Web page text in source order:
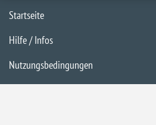
Startseite
Hilfe / Infos
Nutzungsbedingungen